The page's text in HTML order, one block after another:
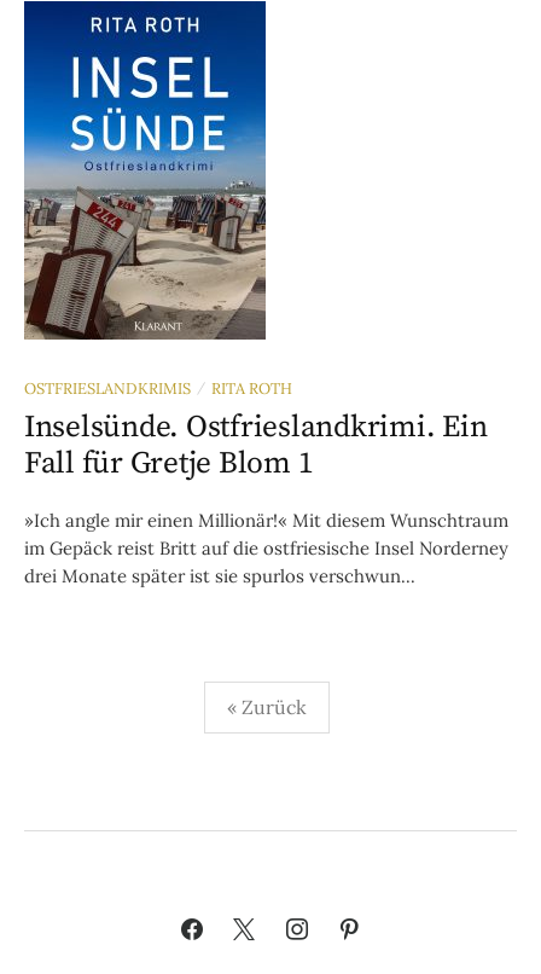
OSTFRIESLANDKRIMIS / RITA ROTH
Inselsünde. Ostfrieslandkrimi. Ein
Fall für Gretje Blom 1
»Ich angle mir einen Millionär!« Mit diesem Wunschtraum
im Gepäck reist Britt auf die ostfriesische Insel Norderney
drei Monate später ist sie spurlos verschwun...
Seitennummerierung
« Zurück